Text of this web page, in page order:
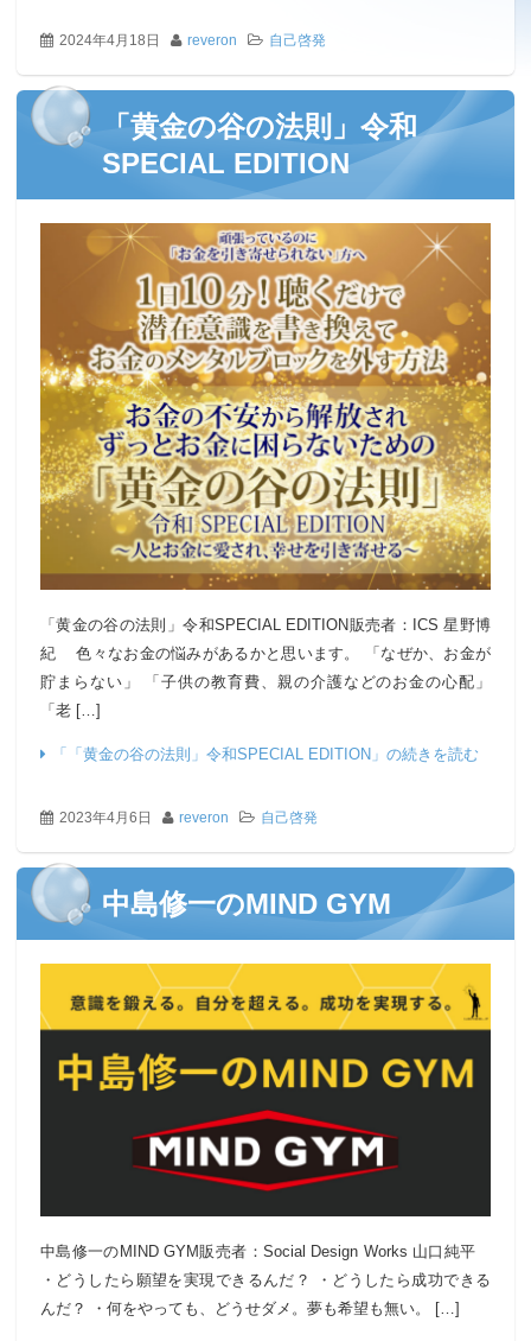
2024年4月18日 reveron 自己啓発
「黄金の谷の法則」令和
SPECIAL EDITION
「黄金の谷の法則」令和SPECIAL EDITION販売者：ICS 星野博
紀 色々なお金の悩みがあるかと思います。 「なぜか、お金が
貯まらない」 「子供の教育費、親の介護などのお金の心配」
「老 […]
「「黄金の谷の法則」令和SPECIAL EDITION」の続きを読む
2023年4月6日 reveron 自己啓発
中島修一のMIND GYM
中島修一のMIND GYM販売者：Social Design Works 山口純平
・どうしたら願望を実現できるんだ？ ・どうしたら成功できる
んだ？ ・何をやっても、どうせダメ。夢も希望も無い。 […]